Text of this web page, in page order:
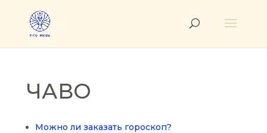
ЧАВО
Можно ли заказать гороскоп?